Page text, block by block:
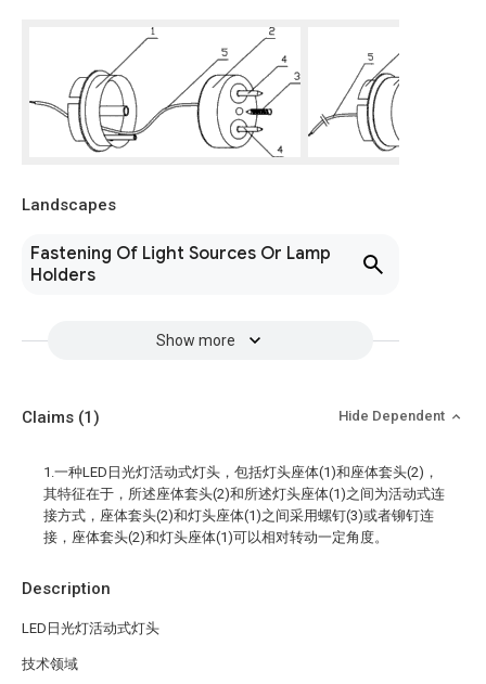
Landscapes
Fastening Of Light Sources Or Lamp
Holders
Show more
Description
LED日光灯活动式灯头
技术领域
Claims (1) Hide Dependent
1.一种LED日光灯活动式灯头，包括灯头座体(1)和座体套头(2)，
其特征在于，所述座体套头(2)和所述灯头座体(1)之间为活动式连
接方式，座体套头(2)和灯头座体(1)之间采用螺钉(3)或者铆钉连
接，座体套头(2)和灯头座体(1)可以相对转动一定角度。